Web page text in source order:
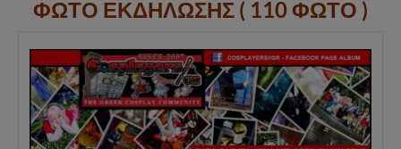
ΦΩΤΟ ΕΚΔΗΛΩΣΗΣ ( 110 ΦΩΤΟ )